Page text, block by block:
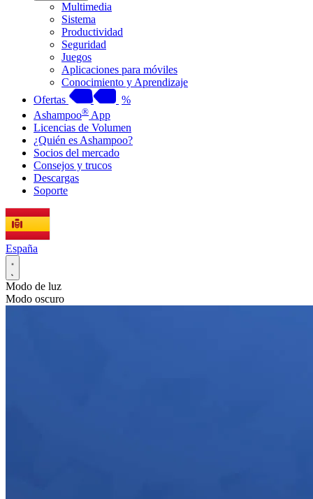
Multimedia
Sistema
Productividad
Seguridad
Juegos
Aplicaciones para móviles
Conocimiento y Aprendizaje
Ofertas
%
Ashampoo® App
Licencias de Volumen
¿Quién es Ashampoo?
Socios del mercado
Consejos y trucos
Descargas
Soporte
España
Modo de luz
Modo oscuro